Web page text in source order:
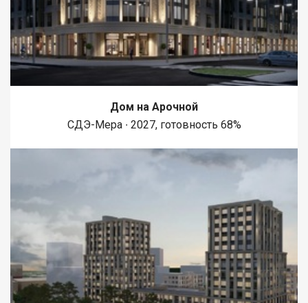
коробки, церковь, ресторан - "Империя".
Дом на Арочной
СДЭ-Мера ∙ 2027, готовность 68%